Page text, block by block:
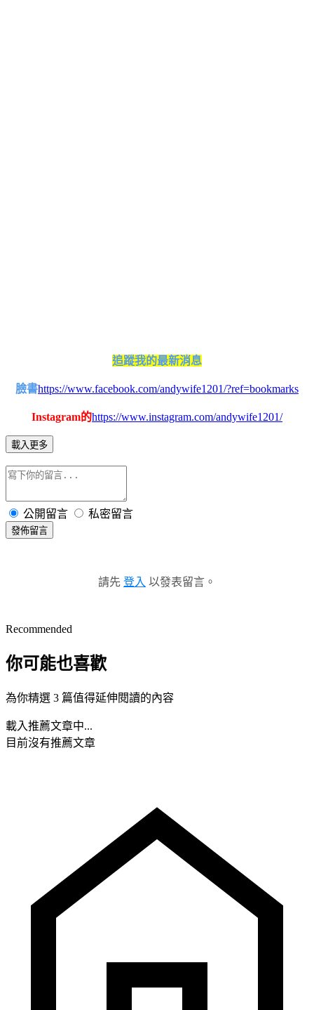
追蹤我的最新消息
臉書https://www.facebook.com/andywife1201/?ref=bookmarks
Instagram的https://www.instagram.com/andywife1201/
載入更多
公開留言 私密留言
發佈留言
請先 登入 以發表留言。
Recommended
你可能也喜歡
為你精選 3 篇值得延伸閱讀的內容
載入推薦文章中...
目前沒有推薦文章